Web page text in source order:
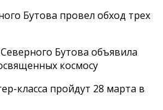
Бутова провел обход трех
Бутова объявила
космосу
класса пройдут 28 марта в